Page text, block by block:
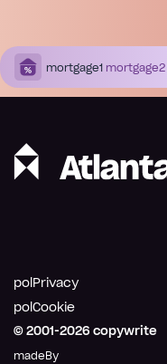
mortgage1 mortgage2
© 2001-2026 copywrite
madeBy
polPrivacy
polCookie